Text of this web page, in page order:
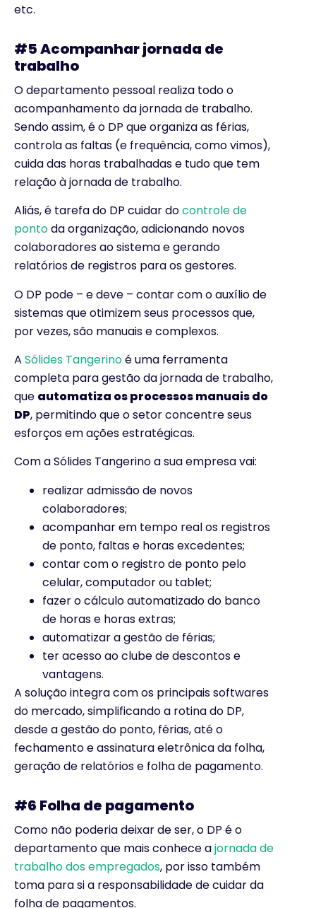
etc.
#5 Acompanhar jornada de
trabalho
O departamento pessoal realiza todo o
acompanhamento da jornada de trabalho.
Sendo assim, é o DP que organiza as férias,
controla as faltas (e frequência, como vimos),
cuida das horas trabalhadas e tudo que tem
relação à jornada de trabalho.
Aliás, é tarefa do DP cuidar docontrole de
pontoda organização, adicionando novos
colaboradores ao sistema e gerando
relatórios de registros para os gestores.
O DP pode – e deve – contar com o auxílio de
sistemas que otimizem seus processos que,
por vezes, são manuais e complexos.
A Sólides Tangerinoé uma ferramenta
completa para gestão da jornada de trabalho,
que automatiza os processos manuais do
DP, permitindo que o setor concentre seus
esforços em ações estratégicas.
Com a Sólides Tangerino a sua empresa vai:
realizar admissão de novos
colaboradores;
acompanhar em tempo real os registros
de ponto, faltas e horas excedentes;
contar com o registro de ponto pelo
celular, computador ou tablet;
fazer o cálculo automatizado do banco
de horas e horas extras;
automatizar a gestão de férias;
ter acesso ao clube de descontos e
vantagens.
A solução integra com os principais softwares
do mercado, simplificando a rotina do DP,
desde a gestão do ponto, férias, até o
fechamento e assinatura eletrônica da folha,
geração de relatórios e folha de pagamento.
#6 Folha de pagamento
Como não poderia deixar de ser, o DP é o
departamento que mais conhece ajornada de
trabalho dos empregados, por isso também
toma para si a responsabilidade de cuidar da
folha de pagamentos.